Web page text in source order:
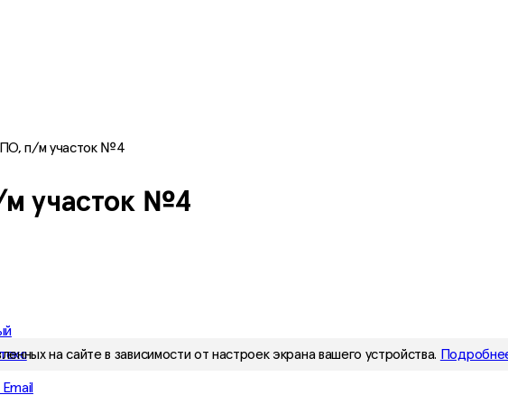
п/м участок №4
участок №4
на сайте в зависимости от настроек экрана вашего устройства.